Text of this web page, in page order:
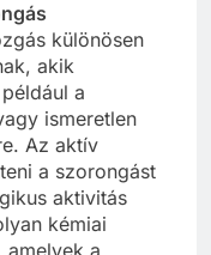
különösen
akik
a
ismeretlen
Az aktív
a szorongást
aktivitás
kémiai